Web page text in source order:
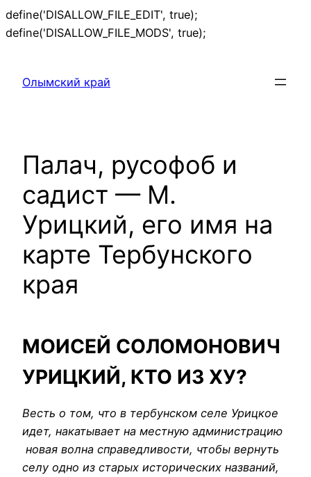
define('DISALLOW_FILE_EDIT', true);
define('DISALLOW_FILE_MODS', true);
Олымский край
Палач, русофоб и
садист — М.
Урицкий, его имя на
карте Тербунского
края
МОИСЕЙ СОЛОМОНОВИЧ
УРИЦКИЙ, КТО ИЗ ХУ?
Весть о том, что в тербунском селе Урицкое
идет, накатывает на местную администрацию
новая волна справедливости, чтобы вернуть
селу одно из старых исторических названий,